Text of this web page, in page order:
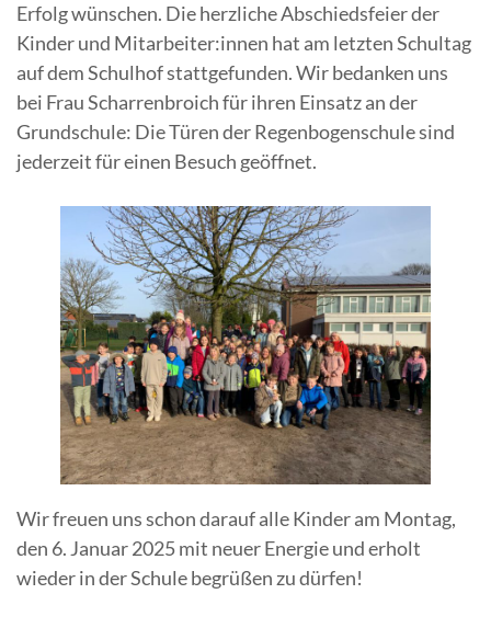
Erfolg wünschen. Die herzliche Abschiedsfeier der
Kinder und Mitarbeiter:innen hat am letzten Schultag
auf dem Schulhof stattgefunden. Wir bedanken uns
bei Frau Scharrenbroich für ihren Einsatz an der
Grundschule: Die Türen der Regenbogenschule sind
jederzeit für einen Besuch geöffnet.
Wir freuen uns schon darauf alle Kinder am Montag,
den 6. Januar 2025 mit neuer Energie und erholt
wieder in der Schule begrüßen zu dürfen!